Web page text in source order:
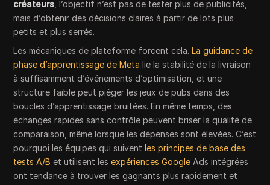
créateurs , l’objectif n’est pas de tester plus de publicités,
mais d’obtenir des décisions claires à partir de lots plus
petits et plus serrés.
Les mécaniques de plateforme forcent cela.La guidance de
phase d’apprentissage de Meta lie la stabilité de la livraison
à suffisamment d’événements d’optimisation, et une
structure faible peut piéger les jeux de pubs dans des
boucles d’apprentissage bruitées. En même temps, des
échanges rapides sans contrôle peuvent briser la qualité de
comparaison, même lorsque les dépenses sont élevées. C’est
pourquoi les équipes qui suiventles principes de base des
tests A/B et utilisent lesexpériences Google Ads intégrées
ont tendance à trouver les gagnants plus rapidement et